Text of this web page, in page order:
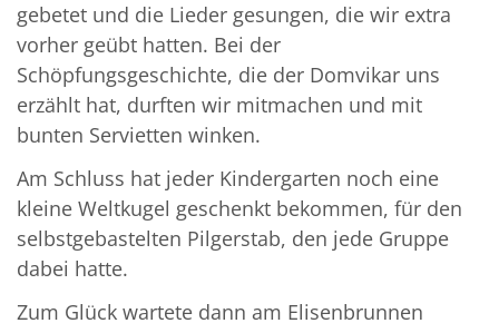
gebetet und die Lieder gesungen, die wir extra
vorher geübt hatten. Bei der
Schöpfungsgeschichte, die der Domvikar uns
erzählt hat, durften wir mitmachen und mit
bunten Servietten winken.
Am Schluss hat jeder Kindergarten noch eine
kleine Weltkugel geschenkt bekommen, für den
selbstgebastelten Pilgerstab, den jede Gruppe
dabei hatte.
Zum Glück wartete dann am Elisenbrunnen